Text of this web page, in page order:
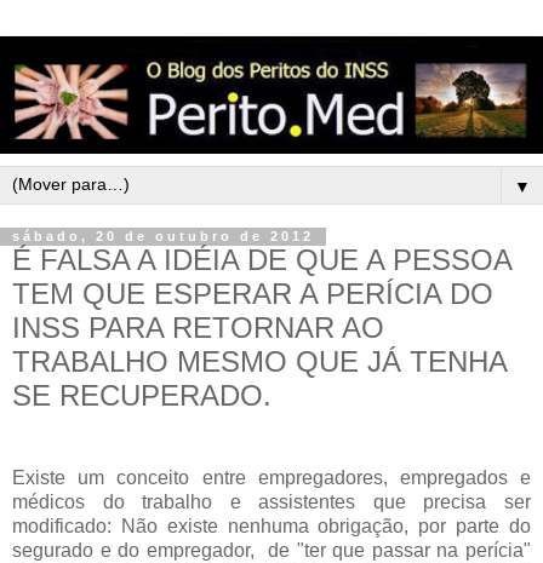
▼
sábado, 20 de outubro de 2012
É FALSA A IDÉIA DE QUE A PESSOA
TEM QUE ESPERAR A PERÍCIA DO
INSS PARA RETORNAR AO
TRABALHO MESMO QUE JÁ TENHA
SE RECUPERADO.
Existe um conceito entre empregadores, empregados e
médicos do trabalho e assistentes que precisa ser
modificado: Não existe nenhuma obrigação, por parte do
segurado e do empregador, de "ter que passar na perícia"